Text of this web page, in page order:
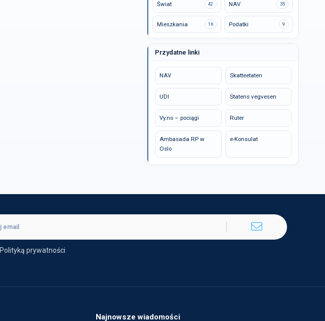
Świat 42 NAV 35
Mieszkania 16 Podatki 9
Przydatne linki
NAV Skatteetaten
UDI Statens vegvesen
Vy.no – pociągi Ruter
Ambasada RP w
Oslo
e-Konsulat
Polityką prywatności
Najnowsze wiadomości